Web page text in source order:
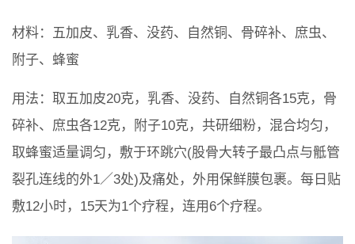
材料：五加皮、乳香、没药、自然铜、骨碎补、庶虫、
附子、蜂蜜
用法：取五加皮20克，乳香、没药、自然铜各15克，骨
碎补、庶虫各12克，附子10克，共研细粉，混合均匀，
取蜂蜜适量调匀，敷于环跳穴(股骨大转子最凸点与骶管
裂孔连线的外1／3处)及痛处，外用保鲜膜包裹。每日贴
敷12小时，15天为1个疗程，连用6个疗程。